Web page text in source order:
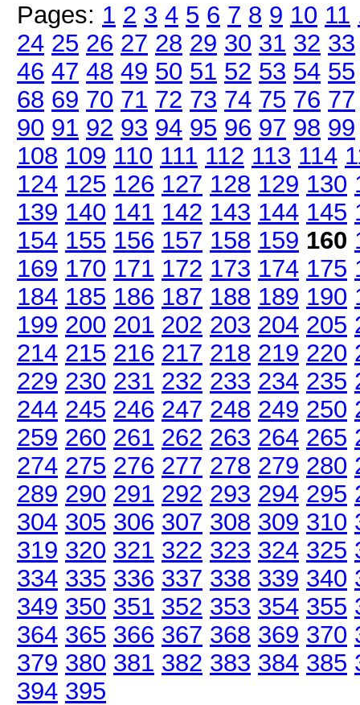
Pages: 1 2 3 4 5 6 7 8 9 10 11
24 25 26 27 28 29 30 31 32 33
46 47 48 49 50 51 52 53 54 55
68 69 70 71 72 73 74 75 76 77
90 91 92 93 94 95 96 97 98 99
108 109 110 111 112 113 114
124 125 126 127 128 129 130
139 140 141 142 143 144 145
154 155 156 157 158 159 160
169 170 171 172 173 174 175
184 185 186 187 188 189 190
199 200 201 202 203 204 205
214 215 216 217 218 219 220
229 230 231 232 233 234 235
244 245 246 247 248 249 250
259 260 261 262 263 264 265
274 275 276 277 278 279 280
289 290 291 292 293 294 295
304 305 306 307 308 309 310
319 320 321 322 323 324 325
334 335 336 337 338 339 340
349 350 351 352 353 354 355
364 365 366 367 368 369 370
379 380 381 382 383 384 385
394 395